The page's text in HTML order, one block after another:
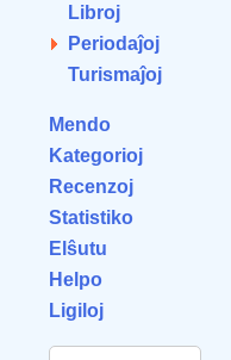
Libroj
Periodaĵoj
Turismaĵoj
Mendo
Kategorioj
Recenzoj
Statistiko
Elŝutu
Helpo
Ligiloj